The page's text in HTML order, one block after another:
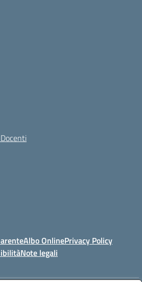
Albo OnlinePrivacy Policy
Note legali